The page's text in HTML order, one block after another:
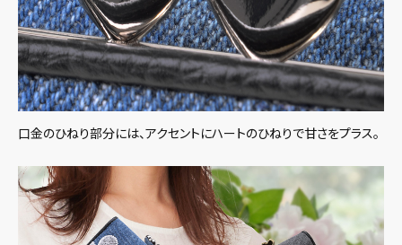
口金のひねり部分には、アクセントにハートのひねりで甘さをプラス。